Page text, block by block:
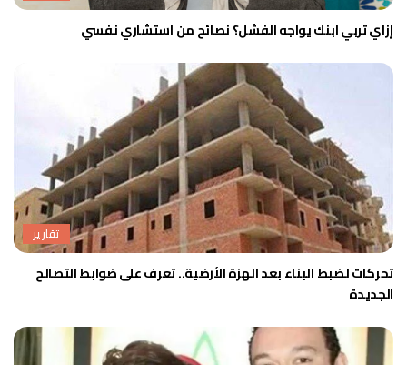
إزاي تربي ابنك يواجه الفشل؟ نصائح من استشاري نفسي
تقارير
تحركات لضبط البناء بعد الهزة الأرضية.. تعرف على ضوابط التصالح
الجديدة